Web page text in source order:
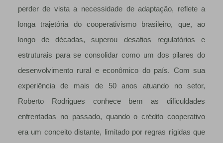
perder de vista a necessidade de adaptação, reflete a
longa trajetória do cooperativismo brasileiro, que, ao
longo de décadas, superou desafios regulatórios e
estruturais para se consolidar como um dos pilares do
desenvolvimento rural e econômico do país. Com sua
experiência de mais de 50 anos atuando no setor,
Roberto Rodrigues conhece bem as dificuldades
enfrentadas no passado, quando o crédito cooperativo
era um conceito distante, limitado por regras rígidas que